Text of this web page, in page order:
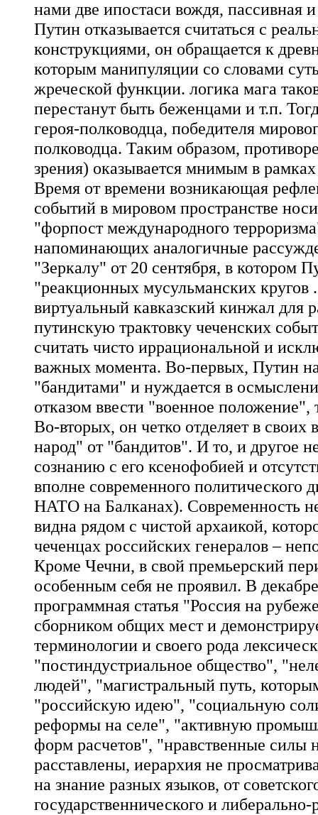
нами две ипостаси вождя, пассивная
Путин отказывается считаться с
конструкциями, он обращается к
которым манипуляции со словами
жреческой функции. логика мага
перестанут быть беженцами и т.п.
героя-полководца, победителя
полководца. Таким образом,
зрения) оказывается мнимым в
Время от времени возникающая
событий в мировом пространстве
"форпост международного
напоминающих аналогичные
"Зеркалу" от 20 сентября, в котором
"реакционных мусульманских кругов
виртуальный кавказский кинжал для
путинскую трактовку чеченских
считать чисто иррациональной и
важных момента. Во-первых, Путин
"бандитами" и нуждается в
отказом ввести "военное положение",
Во-вторых, он четко отделяет в
народ" от "бандитов". И то, и другое
сознанию с его ксенофобией и
вполне современного
НАТО на Балканах). Современность
видна рядом с чистой архаикой,
чеченцах российских генералов –
Кроме Чечни, в свой премьерский
особенным себя не проявил. В
программная статья "Россия на
сборником общих мест и
терминологии и своего рода
"постиндустриальное общество",
людей", "магистральный путь,
"российскую идею", "социальную
реформы на селе", "активную
форм расчетов", "нравственные силы
расставлены, иерархия не
на знание разных языков, от
государственнического и